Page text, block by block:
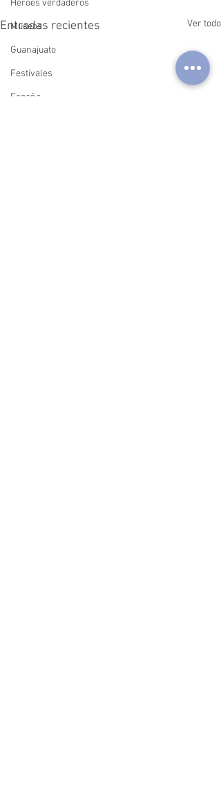
Héroes verdaderos
Museos
Guanajuato
Festivales
España
Entradas recientes Ver todo